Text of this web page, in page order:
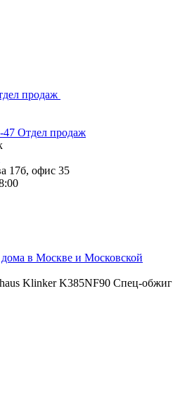
продаж
47 Отдел продаж
17б, офис 35
в Москве и Московской
Klinker K385NF90 Спец-обжиг